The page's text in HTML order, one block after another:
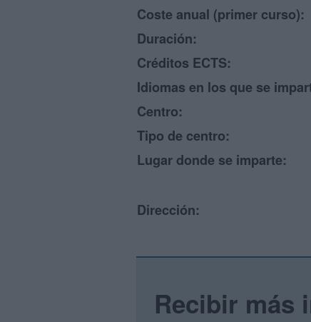
Coste anual (primer curso):
Duración:
Créditos ECTS:
Idiomas en los que se
Centro:
Tipo de centro:
Lugar donde se imparte:
Dirección:
Recibir más